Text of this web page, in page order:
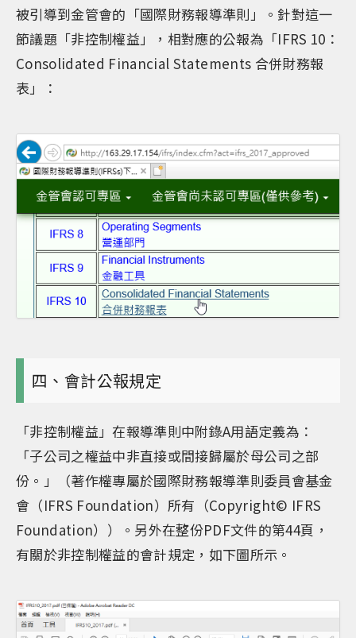
被引導到金管會的「國際財務報導準則」。針對這一
節議題「非控制權益」，相對應的公報為「IFRS 10：
Consolidated Financial Statements 合併財務報
表」：
四、會計公報規定
「非控制權益」在報導準則中附錄A用語定義為：
「子公司之權益中非直接或間接歸屬於母公司之部
份。」（著作權專屬於國際財務報導準則委員會基金
會（IFRS Foundation）所有（Copyright© IFRS
Foundation））。另外在整份PDF文件的第44頁，
有關於非控制權益的會計規定，如下圖所示。